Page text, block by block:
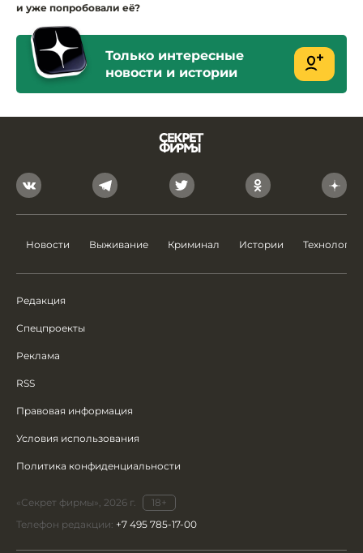
и уже попробовали её?
Только интересные
новости и истории
Новости Выживание Криминал Истории Технологии
Редакция
Спецпроекты
Реклама
RSS
Правовая информация
Условия использования
Политика конфиденциальности
«Секрет фирмы», 2026 г.
18+
Телефон редакции: +7 495 785-17-00